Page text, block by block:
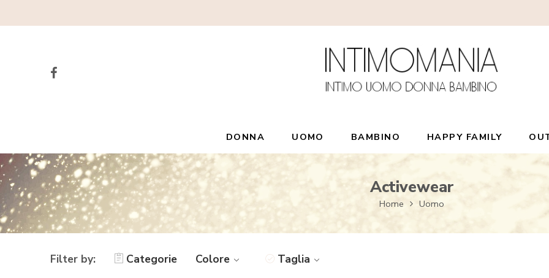
DONNA UOMO BAMBINO HAPPY FAMILY
Activewear
Home Uomo
Filter by: Categorie Colore Taglia